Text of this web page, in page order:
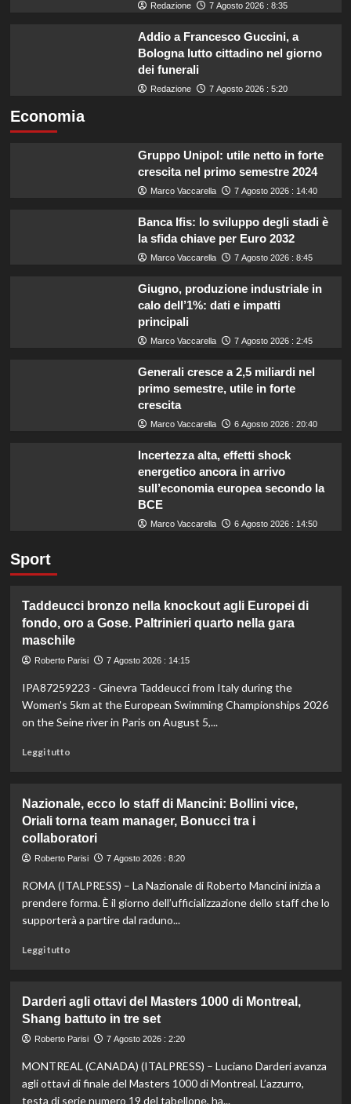
Redazione 7 Agosto 2026 : 8:35
Addio a Francesco Guccini, a
Bologna lutto cittadino nel giorno
dei funerali
Redazione 7 Agosto 2026 : 5:20
Economia
Gruppo Unipol: utile netto in forte
crescita nel primo semestre 2024
Marco Vaccarella 7 Agosto 2026 : 14:40
Banca Ifis: lo sviluppo degli stadi è
la sfida chiave per Euro 2032
Marco Vaccarella 7 Agosto 2026 : 8:45
Giugno, produzione industriale in
calo dell’1%: dati e impatti
principali
Marco Vaccarella 7 Agosto 2026 : 2:45
Generali cresce a 2,5 miliardi nel
primo semestre, utile in forte
crescita
Marco Vaccarella 6 Agosto 2026 : 20:40
Incertezza alta, effetti shock
energetico ancora in arrivo
sull’economia europea secondo la
BCE
Marco Vaccarella 6 Agosto 2026 : 14:50
Sport
Taddeucci bronzo nella knockout agli Europei di
fondo, oro a Gose. Paltrinieri quarto nella gara
maschile
Roberto Parisi 7 Agosto 2026 : 14:15
IPA87259223 - Ginevra Taddeucci from Italy during the
Women's 5km at the European Swimming Championships 2026
on the Seine river in Paris on August 5,...
Leggi tuttoLeggi
Taddeucci
bronzo
nella
knockout
Europei
di
fondo,
nella
gara
maschile
Nazionale, ecco lo staff di Mancini: Bollini vice,
Oriali torna team manager, Bonucci tra i
collaboratori
Roberto Parisi 7 Agosto 2026 : 8:20
ROMA (ITALPRESS) – La Nazionale di Roberto Mancini inizia a
prendere forma. È il giorno dell’ufficializzazione dello staff che lo
supporterà a partire dal raduno...
Leggi tuttoLeggi
Nazionale,
ecco
lo
di
Mancini:
Bollini
Darderi agli ottavi del Masters 1000 di Montreal,
Shang battuto in tre set
Roberto Parisi 7 Agosto 2026 : 2:20
MONTREAL (CANADA) (ITALPRESS) – Luciano Darderi avanza
agli ottavi di finale del Masters 1000 di Montreal. L’azzurro,
testa di serie numero 19 del tabellone, ha...